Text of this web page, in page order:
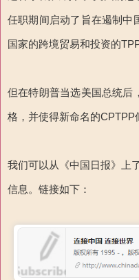
任职期间启动了旨在遏制中
国家的跨境贸易和投资的TPP
但在特朗普当选美国总统后
格，并使得新命名的CPTPP
我们可以从《中国日报》上
信息。链接如下：